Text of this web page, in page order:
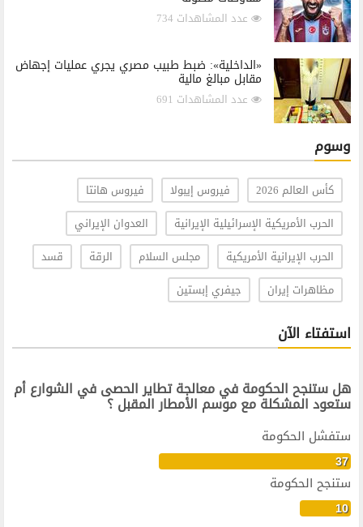
عدد المشاهدات 734
«الداخلية»: ضبط طبيب مصري يجري عمليات إجهاض
مقابل مبالغ مالية
عدد المشاهدات 691
وسوم
كأس العالم 2026 فيروس إيبولا
فيروس هانتا
الحرب الأمريكية الإسرائيلية الإيرانية
العدوان الإيراني
الحرب الإيرانية الأمريكية
مجلس السلام الرقة
قسد
مظاهرات إيران
جيفري إبستين
استفتاء الآن
هل ستنجح الحكومة في معالجة تطاير الحصى في الشوارع أم
ستعود المشكلة مع موسم الأمطار المقبل ؟
ستفشل الحكومة
37
ستنجح الحكومة
10